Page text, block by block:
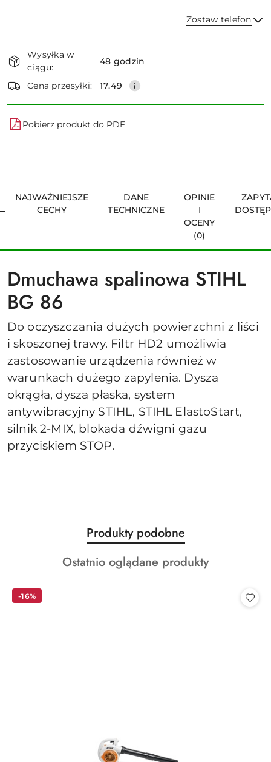
Zostaw telefon
i
dostawa
Wysyłka w
ciągu:
48 godzin
Cena przesyłki: 17.49
Pobierz produkt do PDF
NAJWAŻNIEJSZE
CECHY
DANE
TECHNICZNE
OPINIE
I
OCENY
(0)
Dmuchawa spalinowa STIHL
BG 86
Do oczyszczania dużych powierzchni z liści
i skoszonej trawy. Filtr HD2 umożliwia
zastosowanie urządzenia również w
warunkach dużego zapylenia. Dysza
okrągła, dysza płaska, system
antywibracyjny STIHL, STIHL ElastoStart,
silnik 2-MIX, blokada dźwigni gazu
przyciskiem STOP.
Pomiń karuzelę produktów
Produkty
o
statusie:
Produkty podobne
Produkty
Ostatnio oglądane produkty
-16%